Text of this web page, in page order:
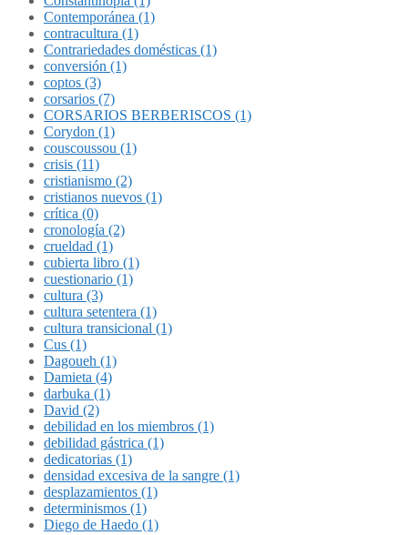
Contemporánea (1)
contracultura (1)
Contrariedades domésticas (1)
conversión (1)
coptos (3)
corsarios (7)
CORSARIOS BERBERISCOS (1)
Corydon (1)
couscoussou (1)
crisis (11)
cristianismo (2)
cristianos nuevos (1)
crítica (0)
cronología (2)
crueldad (1)
cubierta libro (1)
cuestionario (1)
cultura (3)
cultura setentera (1)
cultura transicional (1)
Cus (1)
Dagoueh (1)
Damieta (4)
darbuka (1)
David (2)
debilidad en los miembros (1)
debilidad gástrica (1)
dedicatorias (1)
densidad excesiva de la sangre (1)
desplazamientos (1)
determinismos (1)
Diego de Haedo (1)